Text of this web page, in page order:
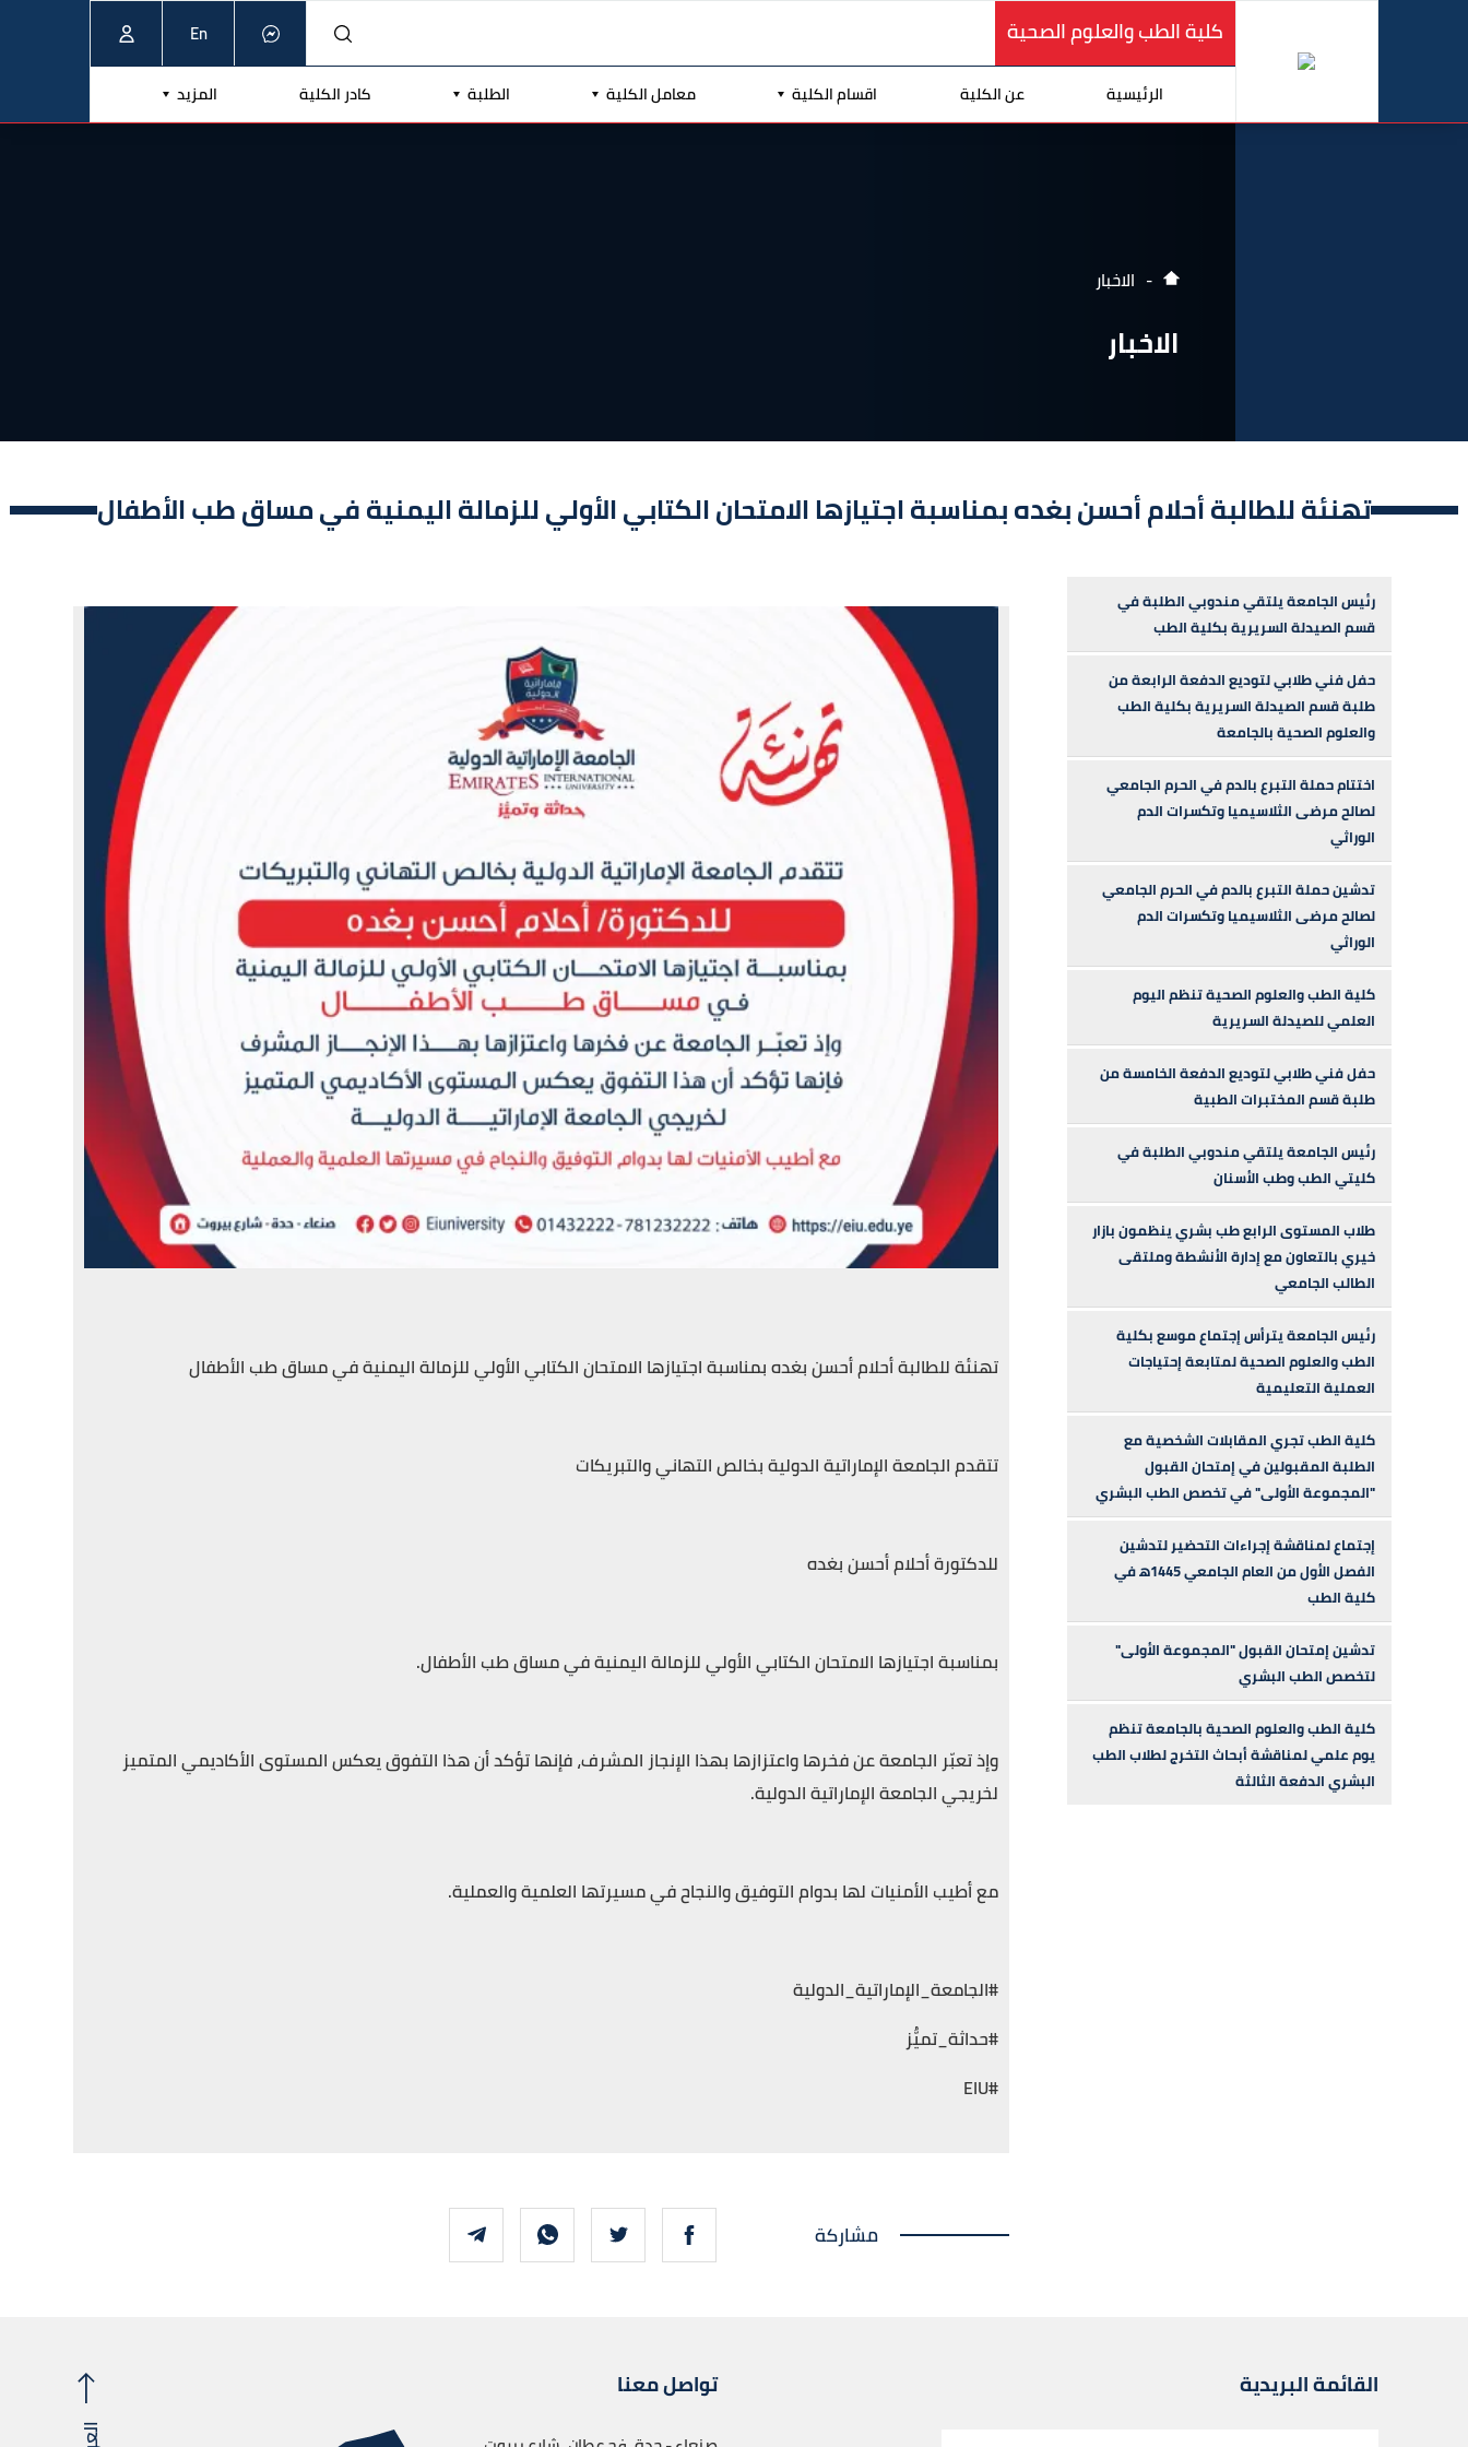
كلية الطب والعلوم الصحية En
الرئيسية عن الكلية اقسام الكلية معامل الكلية الطلبة كادر الكلية المزيد
الاخبار
الاخبار
تهنئة للطالبة أحلام أحسن بغده بمناسبة اجتيازها الامتحان الكتابي الأولي للزمالة اليمنية في مساق طب الأطفال
رئيس الجامعة يلتقي مندوبي الطلبة في
قسم الصيدلة السريرية بكلية الطب
حفل فني طلابي لتوديع الدفعة الرابعة من
طلبة قسم الصيدلة السريرية بكلية الطب
والعلوم الصحية بالجامعة
اختتام حملة التبرع بالدم في الحرم الجامعي
لصالح مرضى الثلاسيميا وتكسرات الدم
الوراثي
تدشين حملة التبرع بالدم في الحرم الجامعي
لصالح مرضى الثلاسيميا وتكسرات الدم
الوراثي
كلية الطب والعلوم الصحية تنظم اليوم
العلمي للصيدلة السريرية
حفل فني طلابي لتوديع الدفعة الخامسة من
طلبة قسم المختبرات الطبية
رئيس الجامعة يلتقي مندوبي الطلبة في
كليتي الطب وطب الأسنان
طلاب المستوى الرابع طب بشري ينظمون بازار
خيري بالتعاون مع إدارة الأنشطة وملتقى
الطالب الجامعي
رئيس الجامعة يترأس إجتماع موسع بكلية
الطب والعلوم الصحية لمتابعة إحتياجات
العملية التعليمية
كلية الطب تجري المقابلات الشخصية مع
الطلبة المقبولين في إمتحان القبول
"المجموعة الأولى" في تخصص الطب البشري
إجتماع لمناقشة إجراءات التحضير لتدشين
الفصل الأول من العام الجامعي 1445ه‍ في
كلية الطب
تدشين إمتحان القبول "المجموعة الأولى"
لتخصص الطب البشري
كلية الطب والعلوم الصحية بالجامعة تنظم
يوم علمي لمناقشة أبحاث التخرج لطلاب الطب
البشري الدفعة الثالثة
تهنئة للطالبة أحلام أحسن بغده بمناسبة اجتيازها الامتحان الكتابي الأولي للزمالة اليمنية في مساق طب الأطفال
تتقدم الجامعة الإماراتية الدولية بخالص التهاني والتبريكات
للدكتورة أحلام أحسن بغده
بمناسبة اجتيازها الامتحان الكتابي الأولي للزمالة اليمنية في مساق طب الأطفال.
وإذ تعبّر الجامعة عن فخرها واعتزازها بهذا الإنجاز المشرف، فإنها تؤكد أن هذا التفوق يعكس المستوى الأكاديمي المتميز
لخريجي الجامعة الإماراتية الدولية.
مع أطيب الأمنيات لها بدوام التوفيق والنجاح في مسيرتها العلمية والعملية.
#الجامعة_الإماراتية_الدولية
#حداثة_تميُّز
#EIU
مشاركة
القائمة البريدية تواصل معنا